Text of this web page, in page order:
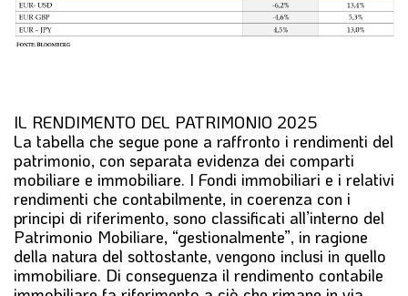
IL RENDIMENTO DEL PATRIMONIO 2025
La tabella che segue pone a raffronto i rendimenti del
patrimonio, con separata evidenza dei comparti
mobiliare e immobiliare. I Fondi immobiliari e i relativi
rendimenti che contabilmente, in coerenza con i
principi di riferimento, sono classificati all’interno del
Patrimonio Mobiliare, “gestionalmente”, in ragione
della natura del sottostante, vengono inclusi in quello
immobiliare. Di conseguenza il rendimento contabile